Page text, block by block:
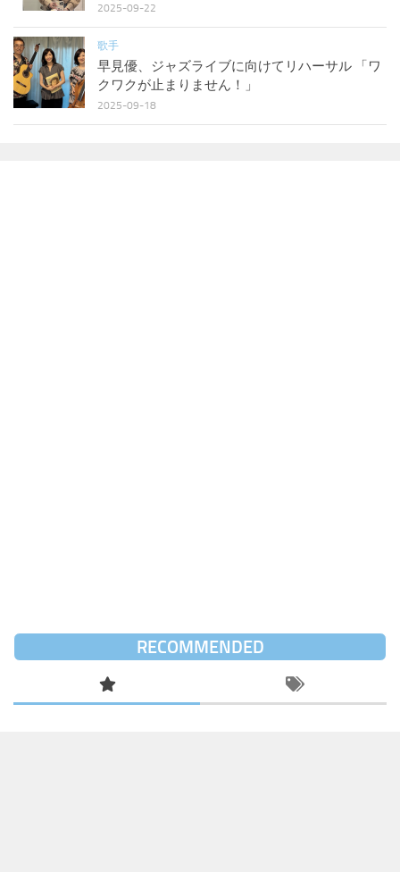
2025-09-22
歌手
早見優、ジャズライブに向けてリハーサル 「ワ
クワクが止まりません！」
2025-09-18
RECOMMENDED